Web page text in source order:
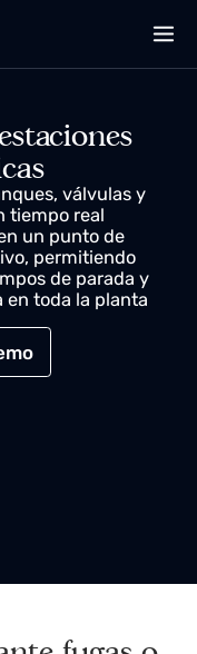
válvulas y
tiempo real
en un punto de
permitiendo
de parada y